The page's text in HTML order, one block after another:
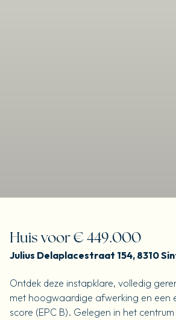
Huis voor € 449.000
Julius Delaplacestraat 154, 8310
Ontdek deze instapklare, volledig
met hoogwaardige afwerking en een
score (EPC B). Gelegen in het